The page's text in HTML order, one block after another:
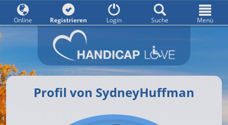
Profil von SydneyHuffman
Online Registrieren Login Suche Menü